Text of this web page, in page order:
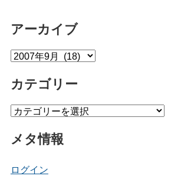
アーカイブ
ア
カ
ブ
カテゴリー
カ
ゴ
ー
メタ情報
ログイン